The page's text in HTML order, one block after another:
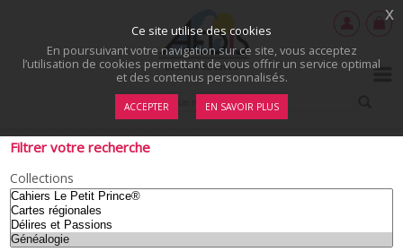
Filtrer votre recherche
Collections
Ce site utilise des cookies
En poursuivant votre navigation sur ce site, vous acceptez
l’utilisation de cookies permettant de vous offrir un service optimal
et des contenus personnalisés.
ACCEPTER EN SAVOIR PLUS
x